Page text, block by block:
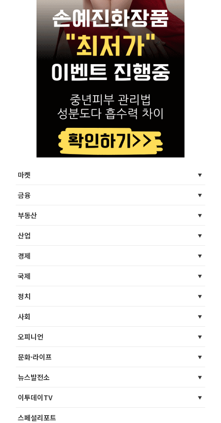
마켓
금융
부동산
산업
경제
국제
정치
사회
오피니언
문화·라이프
뉴스발전소
이투데이TV
스페셜리포트